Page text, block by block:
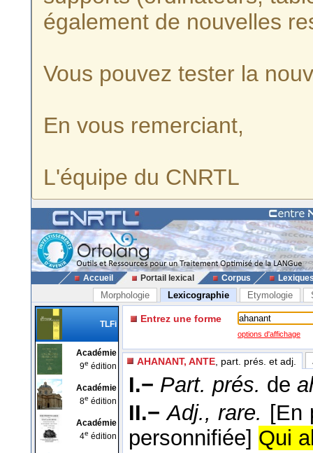
également de nouvelles
Vous pouvez tester la
En vous remerciant,
L'équipe du CNRTL
Accueil Portail lexical Corpus
Morphologie Lexicographie Etymologie
TLFi
Académie
9e édition
Académie
8e édition
Académie
4e édition
Entrez une forme
options d'affichage
AHANANT, ANTE , part. prés. et adj.
I.− Part. prés. de
II.− Adj., rare. [En
personnifiée] Qui